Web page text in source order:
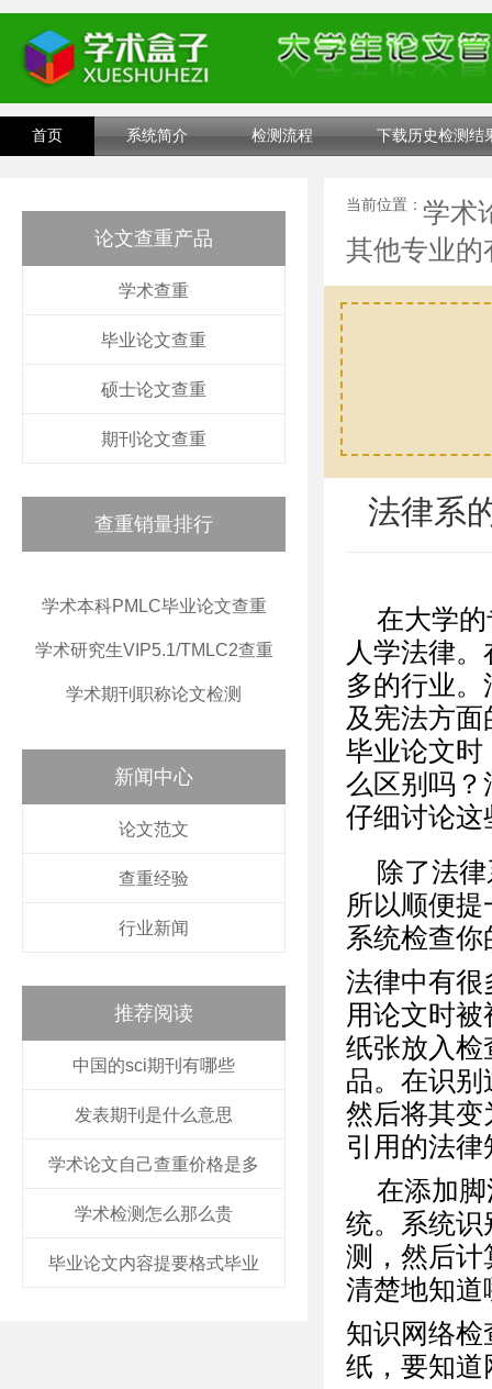
首页 系统简介 检测流程 下载历史检测结
论文查重产品
学术查重
毕业论文查重
硕士论文查重
期刊论文查重
查重销量排行
学术本科PMLC毕业论文查重
学术研究生VIP5.1/TMLC2查重
学术期刊职称论文检测
新闻中心
论文范文
查重经验
行业新闻
推荐阅读
中国的sci期刊有哪些
发表期刊是什么意思
学术论文自己查重价格是多
学术检测怎么那么贵
毕业论文内容提要格式毕业
当前位置： 学术
其他专业的
法律系
在大学
人学法律
多的行业
及宪法方
毕业论文时
么区别吗？
仔细讨论这
除了法
所以顺便
系统检查
法律中有很
用论文时
纸张放入检
品。在识
然后将其变
引用的法
在添加
统。系统识
测，然后计
清楚地知道
知识网络
纸，要知道